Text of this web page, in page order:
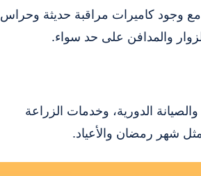
وجود كاميرات مراقبة حديثة وحراس
والمدافن على حد سواء.
الدورية، وخدمات الزراعة
شهر رمضان والأعياد.